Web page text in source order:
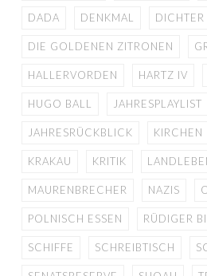
DADA DENKMAL
DIE GOLDENEN ZITRONEN
HALLERVORDEN HARTZ IV
HUGO BALL JAHRESPLAYLIST
JAHRESRÜCKBLICK KIRCHEN
KRAKAU KRITIK
MAURENBRECHER NAZIS
POLNISCH ESSEN RÜDIGER
SCHIFFE SCHREIBTISCH